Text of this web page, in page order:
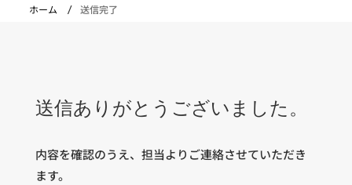
ホーム / 送信完了
送信ありがとうございました。
内容を確認のうえ、担当よりご連絡させていただき
ます。